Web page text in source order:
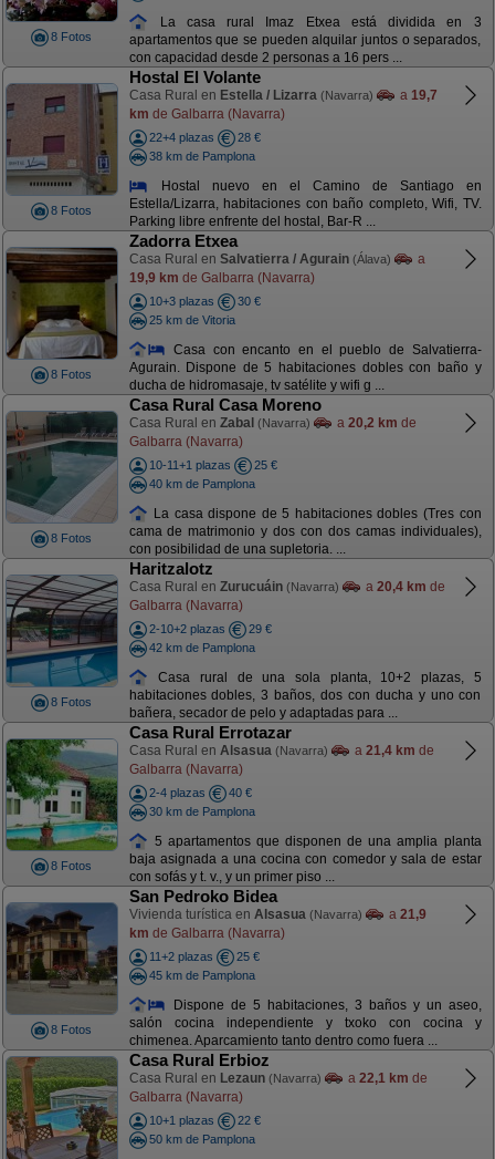
8 Fotos
La casa rural Imaz Etxea está dividida en 3
apartamentos que se pueden alquilar juntos o separados,
con capacidad desde 2 personas a 16 pers ...
8 Fotos
Hostal El Volante
Casa Rural en Estella / Lizarra (Navarra) a 19,7
km de Galbarra (Navarra)
22+4 plazas
28 €
38 km de Pamplona
Hostal nuevo en el Camino de Santiago en
Estella/Lizarra, habitaciones con baño completo, Wifi, TV.
Parking libre enfrente del hostal, Bar-R ...
8 Fotos
Zadorra Etxea
Casa Rural en Salvatierra / Agurain (Álava)
a
19,9 km de Galbarra (Navarra)
10+3 plazas
30 €
25 km de Vitoria
Casa con encanto en el pueblo de Salvatierra-
Agurain. Dispone de 5 habitaciones dobles con baño y
ducha de hidromasaje, tv satélite y wifi g ...
8 Fotos
Casa Rural Casa Moreno
Casa Rural en Zabal (Navarra) a 20,2 km de
Galbarra (Navarra)
10-11+1 plazas
25 €
40 km de Pamplona
La casa dispone de 5 habitaciones dobles (Tres con
cama de matrimonio y dos con dos camas individuales),
con posibilidad de una supletoria. ...
8 Fotos
Haritzalotz
Casa Rural en Zurucuáin (Navarra) a 20,4 km de
Galbarra (Navarra)
2-10+2 plazas
29 €
42 km de Pamplona
Casa rural de una sola planta, 10+2 plazas, 5
habitaciones dobles, 3 baños, dos con ducha y uno con
bañera, secador de pelo y adaptadas para ...
8 Fotos
Casa Rural Errotazar
Casa Rural en Alsasua (Navarra) a 21,4 km de
Galbarra (Navarra)
2-4 plazas
40 €
30 km de Pamplona
5 apartamentos que disponen de una amplia planta
baja asignada a una cocina con comedor y sala de estar
con sofás y t. v., y un primer piso ...
8 Fotos
San Pedroko Bidea
Vivienda turística en Alsasua (Navarra) a 21,9
km de Galbarra (Navarra)
11+2 plazas
25 €
45 km de Pamplona
Dispone de 5 habitaciones, 3 baños y un aseo,
salón cocina independiente y txoko con cocina y
chimenea. Aparcamiento tanto dentro como fuera ...
Casa Rural Erbioz
Casa Rural en Lezaun (Navarra) a 22,1 km de
Galbarra (Navarra)
10+1 plazas
22 €
50 km de Pamplona